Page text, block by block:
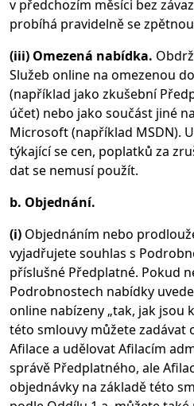
v předchozím měsíci bez
probíhá pravidelně se
(iii) Omezená nabídka.
Služeb online na omezenou
(například jako zkušební
účet) nebo jako součást jiné
Microsoft (například MSDN).
týkající se cen, poplatků za
dat se nemusí použít.
b. Objednání.
(i) Objednáním nebo
vyjadřujete souhlas s
příslušné Předplatné. Pokud
Podrobnostech nabídky
online nabízeny „tak, jak jsou
této smlouvy můžete zadávat
Afilace a udělovat Afilacím
správě Předplatného, ale
objednávky na základě této